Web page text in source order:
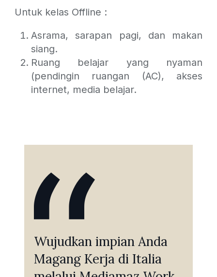
Untuk kelas Offline :
Asrama, sarapan pagi, dan makan
siang.
Ruang belajar yang nyaman
(pendingin ruangan (AC), akses
internet, media belajar.
Wujudkan impian Anda
Magang Kerja di Italia